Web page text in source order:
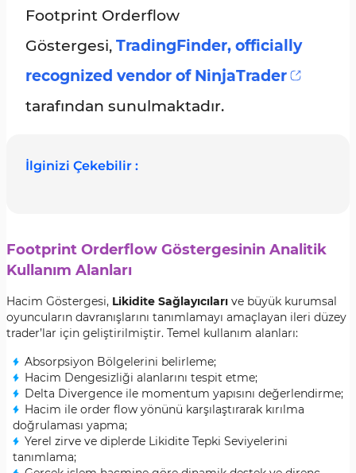
Footprint Orderflow
Göstergesi, TradingFinder, officially
recognized vendor of NinjaTrader
tarafından sunulmaktadır.
İlginizi Çekebilir :
Footprint Orderflow Göstergesinin Analitik
Kullanım Alanları
Hacim Göstergesi, Likidite Sağlayıcıları ve büyük kurumsal
oyuncuların davranışlarını tanımlamayı amaçlayan ileri düzey
trader’lar için geliştirilmiştir. Temel kullanım alanları:
Absorpsiyon Bölgelerini belirleme;
Hacim Dengesizliği alanlarını tespit etme;
Delta Divergence ile momentum yapısını değerlendirme;
Hacim ile order flow yönünü karşılaştırarak kırılma
doğrulaması yapma;
Yerel zirve ve diplerde Likidite Tepki Seviyelerini
tanımlama;